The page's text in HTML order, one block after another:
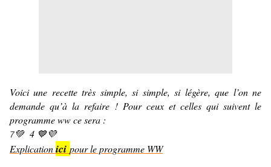
Voici une recette très simple, si simple, si légère, que l’on ne
demande qu’à la refaire ! Pour ceux et celles qui suivent le
programme ww ce sera :
7💚 4 💙💜
Explicationici pour le programme WW